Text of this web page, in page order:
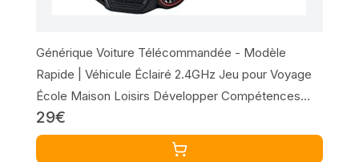
Générique Voiture Télécommandée - Modèle
Rapide | Véhicule Éclairé 2.4GHz Jeu pour Voyage
École Maison Loisirs Développer Compétences
Coordination Main-Œil 4 5 6 Ans Fille
29€